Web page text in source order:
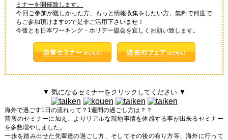
ミナーを開催致します。
今回ご参加が難しかった方、もっと情報収集をしたい方、無料で何度で
もご参加頂けますので是非ご活用下さいませ！
今後とも日本ワーキング・ホリデー協会を宜しくお願い致します。
▼ 気になるセミナーをクリックしてください ▼
海外で過ごす1日の流れって？1週間の過ごし方は？？
普段のセミナーに加え、よりリアルな現地事情を体感する事が出来るセミナー
を多数増やしました。
一歩を踏み出せた先輩達の過ごし方、そしてその後の有り方等、海外に行って